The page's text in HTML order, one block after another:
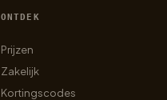
ONTDEK
Prijzen
Zakelijk
Kortingscodes